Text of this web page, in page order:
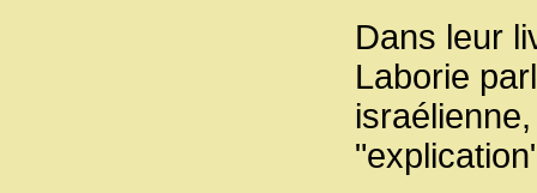
Dans leur
Laborie